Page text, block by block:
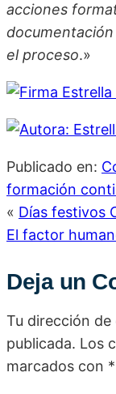
acciones
el proceso.»
Publicado en:
formación
« Días festivos
El factor
Deja un
Tu dirección
publicada. Los
marcados con *